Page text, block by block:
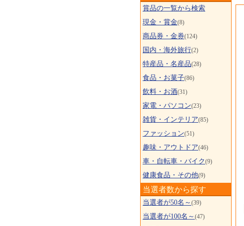
賞品の一覧から検索
現金・賞金(8)
商品券・金券(124)
国内・海外旅行(2)
特産品・名産品(28)
食品・お菓子(86)
飲料・お酒(31)
家電・パソコン(23)
雑貨・インテリア(85)
ファッション(51)
趣味・アウトドア(46)
車・自転車・バイク(9)
健康食品・その他(9)
当選者数から探す
当選者が50名～ (39)
当選者が100名～ (47)